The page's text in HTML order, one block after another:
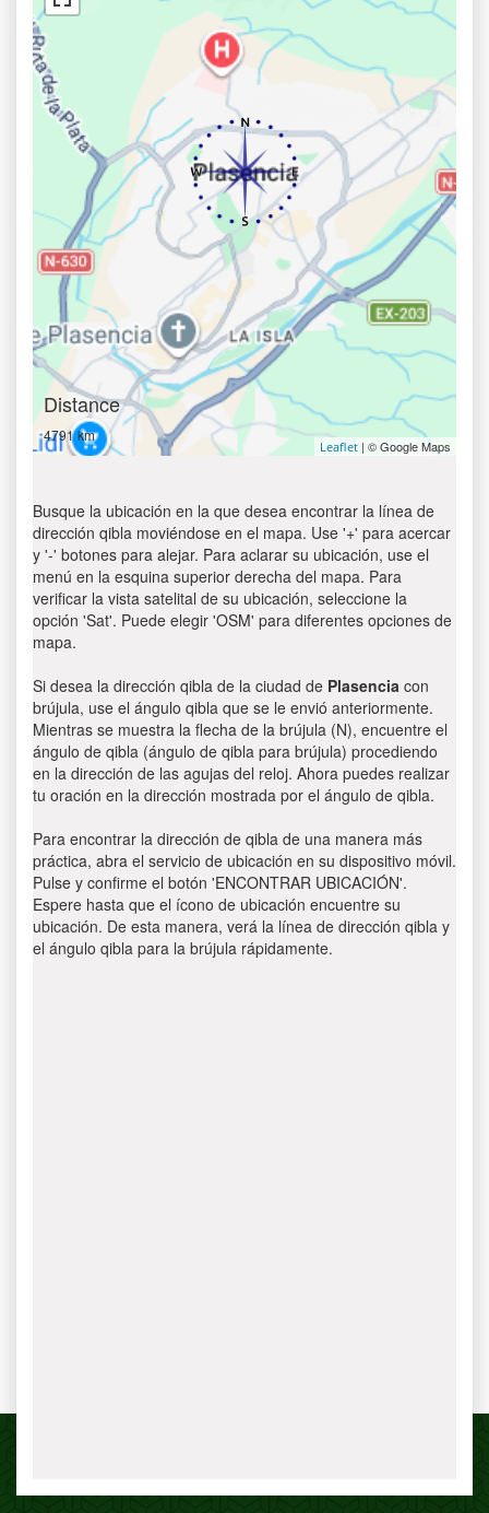
Distance
4791 km
Leaflet | © Google Maps
Busque la ubicación en la que desea encontrar la línea de
dirección qibla moviéndose en el mapa. Use '+' para acercar
y '-' botones para alejar. Para aclarar su ubicación, use el
menú en la esquina superior derecha del mapa. Para
verificar la vista satelital de su ubicación, seleccione la
opción 'Sat'. Puede elegir 'OSM' para diferentes opciones de
mapa.
Si desea la dirección qibla de la ciudad de Plasencia con
brújula, use el ángulo qibla que se le envió anteriormente.
Mientras se muestra la flecha de la brújula (N), encuentre el
ángulo de qibla (ángulo de qibla para brújula) procediendo
en la dirección de las agujas del reloj. Ahora puedes realizar
tu oración en la dirección mostrada por el ángulo de qibla.
Para encontrar la dirección de qibla de una manera más
práctica, abra el servicio de ubicación en su dispositivo móvil.
Pulse y confirme el botón 'ENCONTRAR UBICACIÓN'.
Espere hasta que el ícono de ubicación encuentre su
ubicación. De esta manera, verá la línea de dirección qibla y
el ángulo qibla para la brújula rápidamente.